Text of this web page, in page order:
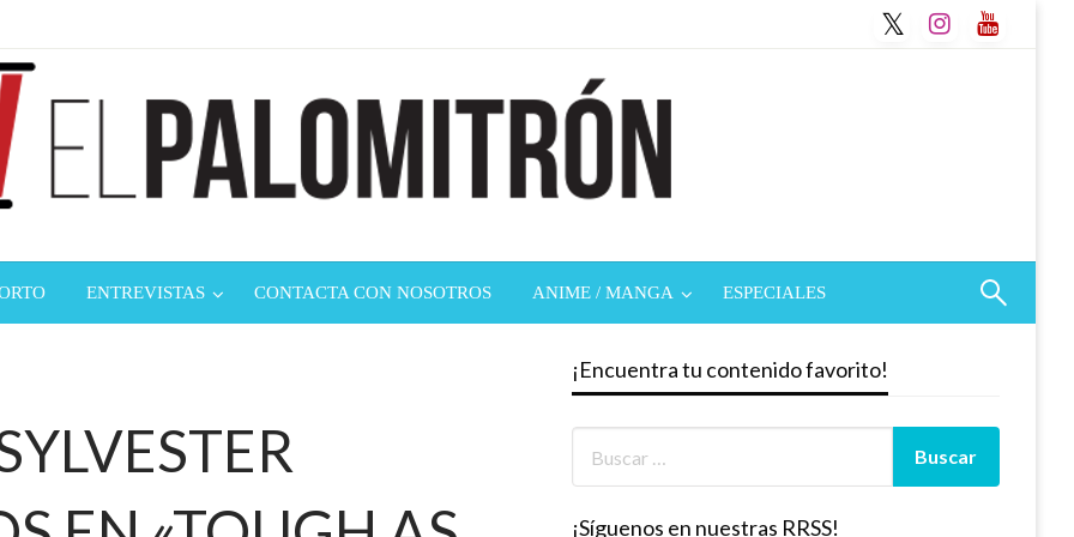
ENTREVISTAS CONTACTA CON NOSOTROS ANIME / MANGA ESPECIALES
¡Encuentra tu contenido favorito!
¡Síguenos en nuestras RRSS!